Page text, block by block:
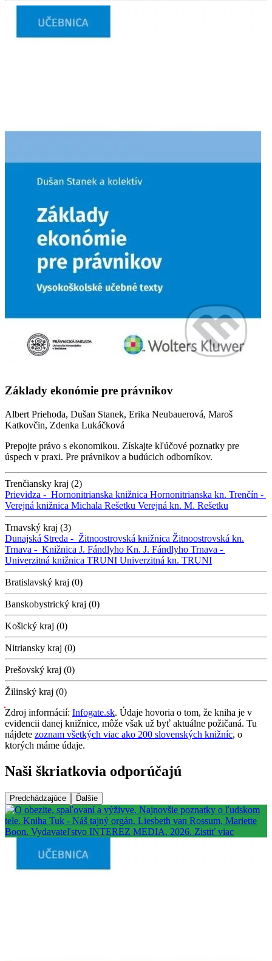
Základy ekonómie pre právnikov
Albert Priehoda, Dušan Stanek, Erika Neubauerová, Maroš
Katkovčin, Zdenka Lukáčková
Prepojte právo s ekonomikou. Získajte kľúčové poznatky pre
úspech v praxi. Pre právnikov a budúcich odborníkov.
Trenčiansky kraj (2)
Prievidza - Hornonitrianska knižnica Hornonitrianska kn. Trenčín -
Verejná knižnica Michala Rešetku Verejná kn. M. Rešetku
Trnavský kraj (3)
Dunajská Streda - Žitnoostrovská knižnica Žitnoostrovská kn.
Trnava - Knižnica J. Fándlyho Kn. J. Fándlyho Trnava -
Univerzitná knižnica TRUNI Univerzitná kn. TRUNI
Bratislavský kraj (0)
Banskobystrický kraj (0)
Košický kraj (0)
Nitriansky kraj (0)
Prešovský kraj (0)
Žilinský kraj (0)
Zdroj informácií: Infogate.sk. Údaje hovoria o tom, že kniha je v
evidencii danej knižnice, môže však už byť aktuálne požičaná. Tu
nájdete zoznam všetkých viac ako 200 slovenských knižníc, o
ktorých máme údaje.
Naši škriatkovia odporúčajú
Predchádzajúce Ďalšie